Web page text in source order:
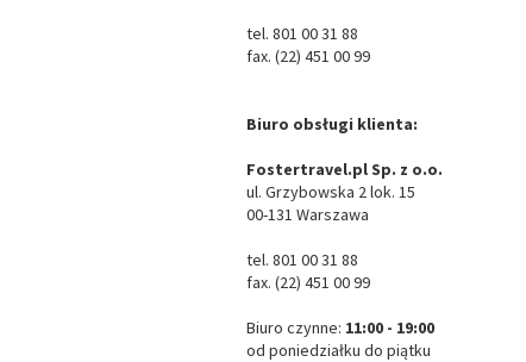
tel. 801 00 31 88
fax. (22) 451 00 99
Biuro obsługi klienta:
Fostertravel.pl Sp. z o.o.
ul. Grzybowska 2 lok. 15
00-131 Warszawa
tel. 801 00 31 88
fax. (22) 451 00 99
Biuro czynne: 11:00 - 19:00
od poniedziałku do piątku